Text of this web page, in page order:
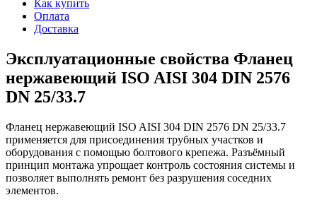
Как купить
Оплата
Доставка
Эксплуатационные свойства Фланец
нержавеющий ISO AISI 304 DIN 2576
DN 25/33.7
Фланец нержавеющий ISO AISI 304 DIN 2576 DN 25/33.7
применяется для присоединения трубных участков и
оборудования с помощью болтового крепежа. Разъёмный
принцип монтажа упрощает контроль состояния системы и
позволяет выполнять ремонт без разрушения соседних
элементов.